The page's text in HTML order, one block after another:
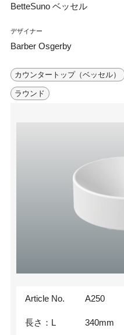
BetteSuno ベッセル
デザイナー
Barber Osgerby
カウンタートップ（ベッセル）
ラウンド
Article No. A250
長さ：L 340mm